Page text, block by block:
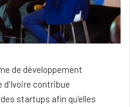
de développement
contribue
startups afin qu’elles